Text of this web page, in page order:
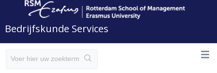
Bedrijfskunde Services